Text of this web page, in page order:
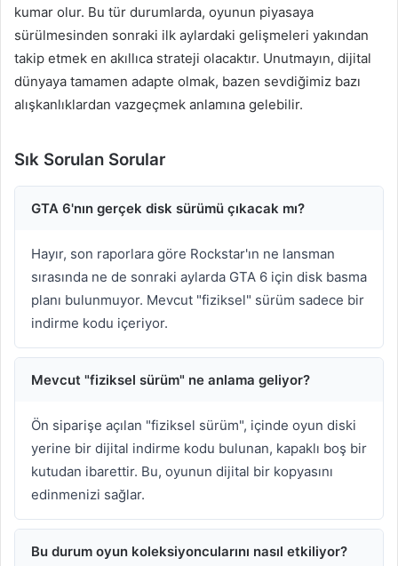
kumar olur. Bu tür durumlarda, oyunun piyasaya
sürülmesinden sonraki ilk aylardaki gelişmeleri yakından
takip etmek en akıllıca strateji olacaktır. Unutmayın, dijital
dünyaya tamamen adapte olmak, bazen sevdiğimiz bazı
alışkanlıklardan vazgeçmek anlamına gelebilir.
Sık Sorulan Sorular
GTA 6'nın gerçek disk sürümü çıkacak mı?
Hayır, son raporlara göre Rockstar'ın ne lansman
sırasında ne de sonraki aylarda GTA 6 için disk basma
planı bulunmuyor. Mevcut "fiziksel" sürüm sadece bir
indirme kodu içeriyor.
Mevcut "fiziksel sürüm" ne anlama geliyor?
Ön siparişe açılan "fiziksel sürüm", içinde oyun diski
yerine bir dijital indirme kodu bulunan, kapaklı boş bir
kutudan ibarettir. Bu, oyunun dijital bir kopyasını
edinmenizi sağlar.
Bu durum oyun koleksiyoncularını nasıl etkiliyor?